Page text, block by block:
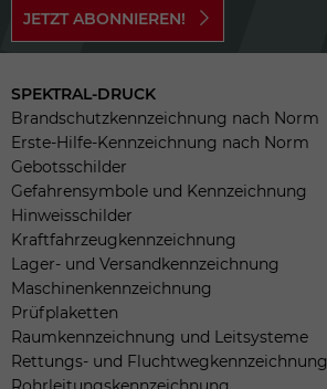
JETZT ABONNIEREN!
SPEKTRAL-DRUCK
Brandschutzkennzeichnung nach Norm
Erste-Hilfe-Kennzeichnung nach Norm
Gebotsschilder
Gefahrensymbole und Kennzeichnung
Hinweisschilder
Kraftfahrzeugkennzeichnung
Lager- und Versandkennzeichnung
Maschinenkennzeichnung
Prüfplaketten
Raumkennzeichnung und Leitsysteme
Rettungs- und Fluchtwegkennzeichnung